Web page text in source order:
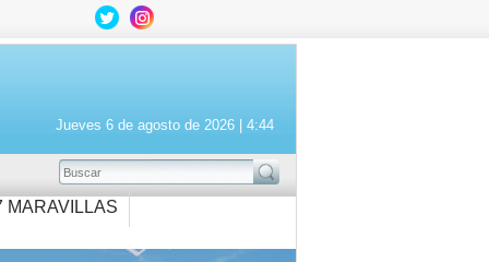
Jueves 6 de agosto de 2026 | 4:44
BUSCAR
MARAVILLAS